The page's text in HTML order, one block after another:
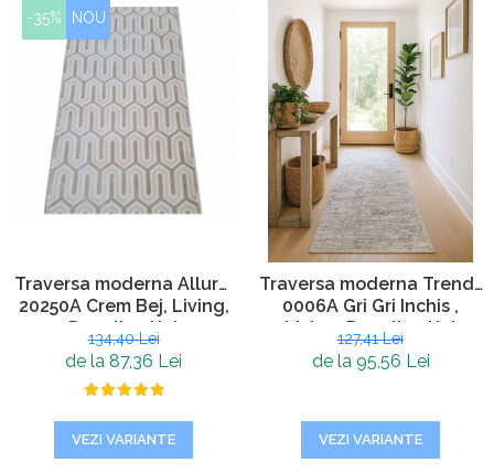
-35% NOU
Traversa moderna Allure,
20250A Crem Bej, Living,
Dormitor, Hol
134,40 Lei
de la 87,36 Lei
VEZI VARIANTE
Traversa moderna Trend ,
0006A Gri Gri Inchis ,
Living, Dormitor, Hol
127,41 Lei
de la 95,56 Lei
VEZI VARIANTE